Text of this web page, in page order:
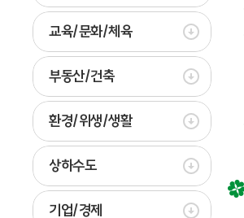
교육/문화/체육
부동산/건축
환경/위생/생활
상하수도
기업/경제